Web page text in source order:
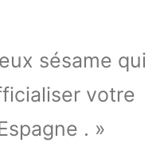
sésame qui
votre
. »